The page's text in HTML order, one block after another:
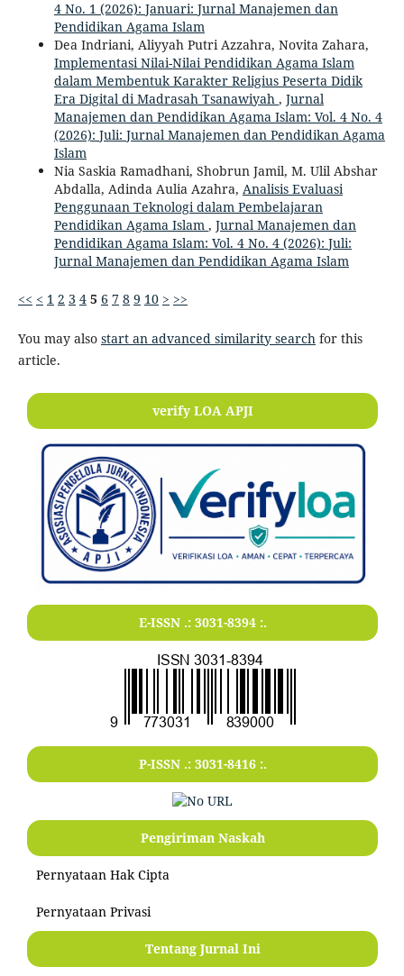
4 No. 1 (2026): Januari: Jurnal Manajemen dan
Pendidikan Agama Islam
Dea Indriani, Aliyyah Putri Azzahra, Novita Zahara,
Implementasi Nilai-Nilai Pendidikan Agama Islam
dalam Membentuk Karakter Religius Peserta Didik
Era Digital di Madrasah Tsanawiyah , Jurnal
Manajemen dan Pendidikan Agama Islam: Vol. 4 No. 4
(2026): Juli: Jurnal Manajemen dan Pendidikan Agama
Islam
Nia Saskia Ramadhani, Shobrun Jamil, M. Ulil Abshar
Abdalla, Adinda Aulia Azahra, Analisis Evaluasi
Penggunaan Teknologi dalam Pembelajaran
Pendidikan Agama Islam , Jurnal Manajemen dan
Pendidikan Agama Islam: Vol. 4 No. 4 (2026): Juli:
Jurnal Manajemen dan Pendidikan Agama Islam
<< < 1 2 3 4 5 6 7 8 9 10 > >>
You may also start an advanced similarity searchfor this
article.
verify LOA APJI
E-ISSN .: 3031-8394:.
P-ISSN .: 3031-8416:.
Pengiriman Naskah
Pernyataan Hak Cipta
Pernyataan Privasi
Tentang Jurnal Ini